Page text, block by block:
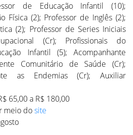
de Educação Infantil (10);
Física (2); Professor de Inglês (2);
(2); Professor de Series Iniciais
(Cr); Profissionais do
Infantil (5); Acompanhante
Comunitário de Saúde (Cr);
as Endemias (Cr); Auxiliar
65,00 a R$ 180,00
meio dosite